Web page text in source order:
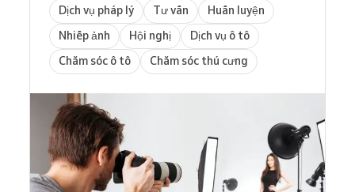
Dịch vụ pháp lý
Tư vấn
Huấn luyện
Nhiếp ảnh
Hội nghị
Dịch vụ ô tô
Chăm sóc ô tô
Chăm sóc thú cưng